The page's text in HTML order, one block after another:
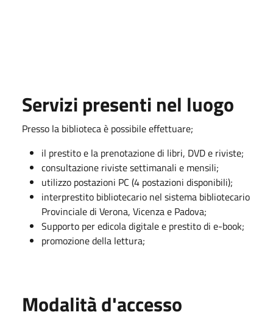
Servizi presenti nel luogo
Presso la biblioteca è possibile effettuare;
il prestito e la prenotazione di libri, DVD e riviste;
consultazione riviste settimanali e mensili;
utilizzo postazioni PC (4 postazioni disponibili);
interprestito bibliotecario nel sistema bibliotecario
Provinciale di Verona, Vicenza e Padova;
Supporto per edicola digitale e prestito di e-book;
promozione della lettura;
Modalità d'accesso